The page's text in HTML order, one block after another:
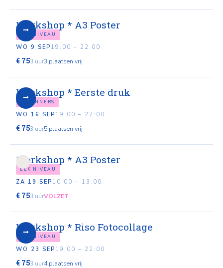
WO 9 SEP 19:00 – 22:00
Workshop * A3 Poster
ELK NIVEAU
€ 753 uur3 plaatsen vrij
WO 16 SEP 19:00 – 22:00
Workshop * Eerste druk
BEGINNERS
€ 753 uur5 plaatsen vrij
ZA 19 SEP 10:00 – 13:00
Workshop * A3 Poster
ELK NIVEAU
€ 753 uurVOLZET
WO 23 SEP 19:00 – 22:00
Workshop * Riso Fotocollage
ELK NIVEAU
€ 753 uur4 plaatsen vrij